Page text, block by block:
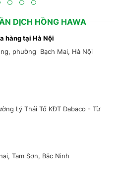
hàng tại Hà Nội
Lý Thái Tổ KĐT Dabaco - Từ